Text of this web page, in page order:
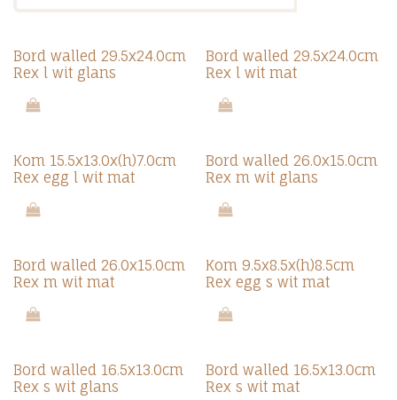
Bord walled 29.5x24.0cm
Rex l wit glans
Bord walled 29.5x24.0cm
Rex l wit mat
Kom 15.5x13.0x(h)7.0cm
Rex egg l wit mat
Bord walled 26.0x15.0cm
Rex m wit glans
Bord walled 26.0x15.0cm
Rex m wit mat
Kom 9.5x8.5x(h)8.5cm
Rex egg s wit mat
Bord walled 16.5x13.0cm
Rex s wit glans
Bord walled 16.5x13.0cm
Rex s wit mat